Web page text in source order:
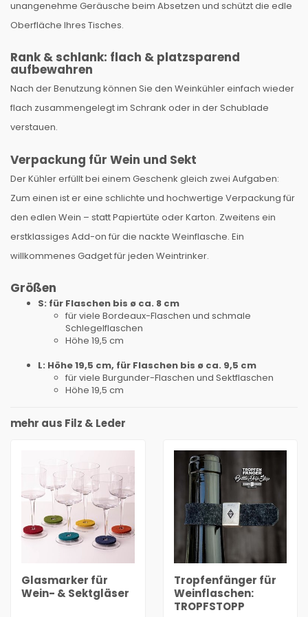
unangenehme Geräusche beim Absetzen und schützt die edle
Oberfläche Ihres Tisches.
Rank & schlank: flach & platzsparend
aufbewahren
Nach der Benutzung können Sie den Weinkühler einfach wieder
flach zusammengelegt im Schrank oder in der Schublade
verstauen.
Verpackung für Wein und Sekt
Der Kühler erfüllt bei einem Geschenk gleich zwei Aufgaben:
Zum einen ist er eine schlichte und hochwertige Verpackung für
den edlen Wein – statt Papiertüte oder Karton. Zweitens ein
erstklassiges Add-on für die nackte Weinflasche. Ein
willkommenes Gadget für jeden Weintrinker.
Größen
S: für Flaschen bis ø ca. 8 cm
für viele Bordeaux-Flaschen und schmale
Schlegelflaschen
Höhe 19,5 cm
L: Höhe 19,5 cm, für Flaschen bis ø ca. 9,5 cm
für viele Burgunder-Flaschen und Sektflaschen
Höhe 19,5 cm
mehr aus Filz & Leder
Glasmarker für
Wein- & Sektgläser
Tropfenfänger für
Weinflaschen:
TROPFSTOPP